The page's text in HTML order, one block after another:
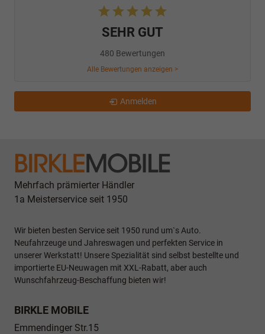
SEHR GUT
480 Bewertungen
Alle Bewertungen anzeigen >
Anmelden
Mehrfach prämierter Händler
1a Meisterservice seit 1950
Wir bieten besten Service seit 1950 rund um`s Auto.
Neufahrzeuge und Jahreswagen und perfekten Service in
unserer Werkstatt! Unsere Spezialität sind selbst bestellte und
importierte EU-Neuwagen mit XXL-Rabatt, aber auch
Wunschfahrzeug-Beschaffung bieten wir!
BIRKLE MOBILE
Emmendinger Str.15